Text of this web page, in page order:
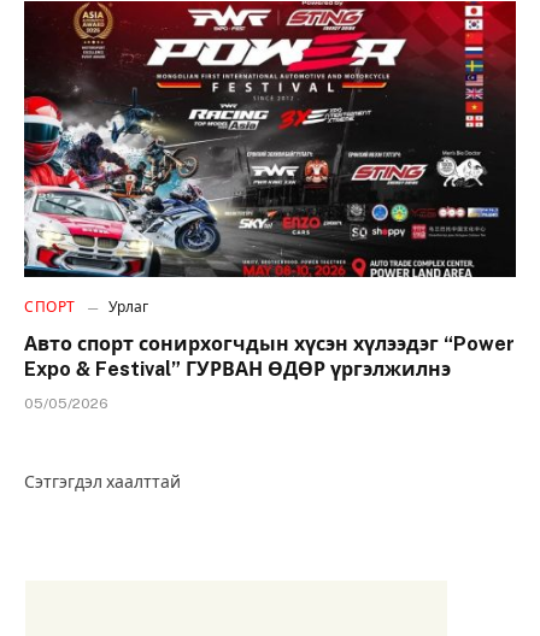
СПОРТ Урлаг
Авто спорт сонирхогчдын хүсэн хүлээдэг “Power
Expo & Festival” ГУРВАН ӨДӨР үргэлжилнэ
05/05/2026
Сэтгэгдэл хаалттай